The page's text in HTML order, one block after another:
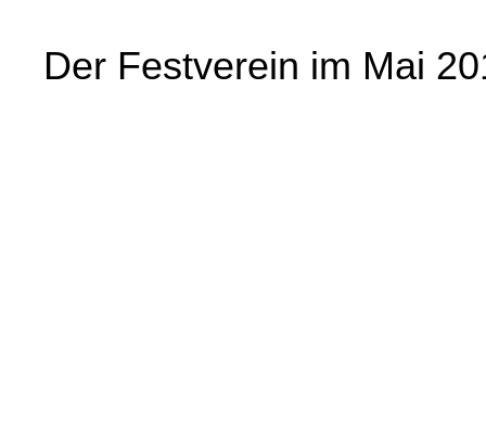
Der Festverein im Mai